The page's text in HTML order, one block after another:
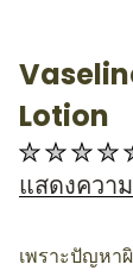
Lotion
ไม่มี
การ
คะแนน
แสดงควา
เพราะปัญหา